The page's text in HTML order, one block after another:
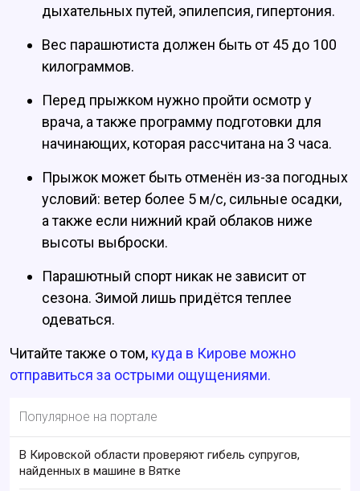
дыхательных путей, эпилепсия, гипертония.
Вес парашютиста должен быть от 45 до 100
килограммов.
Перед прыжком нужно пройти осмотр у
врача, а также программу подготовки для
начинающих, которая рассчитана на 3 часа.
Прыжок может быть отменён из-за погодных
условий: ветер более 5 м/с, сильные осадки,
а также если нижний край облаков ниже
высоты выброски.
Парашютный спорт никак не зависит от
сезона. Зимой лишь придётся теплее
одеваться.
Читайте также о том, куда в Кирове можно
отправиться за острыми ощущениями.
Популярное на портале
В Кировской области проверяют гибель супругов,
найденных в машине в Вятке